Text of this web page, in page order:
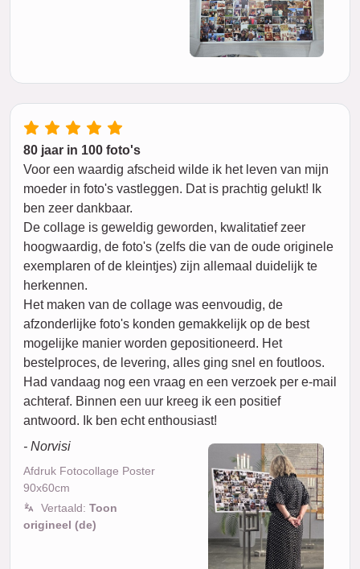
80 jaar in 100 foto's
Voor een waardig afscheid wilde ik het leven van mijn
moeder in foto's vastleggen. Dat is prachtig gelukt! Ik
ben zeer dankbaar.
De collage is geweldig geworden, kwalitatief zeer
hoogwaardig, de foto's (zelfs die van de oude originele
exemplaren of de kleintjes) zijn allemaal duidelijk te
herkennen.
Het maken van de collage was eenvoudig, de
afzonderlijke foto's konden gemakkelijk op de best
mogelijke manier worden gepositioneerd. Het
bestelproces, de levering, alles ging snel en foutloos.
Had vandaag nog een vraag en een verzoek per e-mail
achteraf. Binnen een uur kreeg ik een positief
antwoord. Ik ben echt enthousiast!
- Norvisi
Afdruk Fotocollage Poster
90x60cm
Vertaald: Toon
origineel (de)